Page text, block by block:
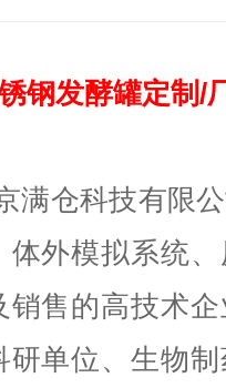
钢发酵罐定制/
仓科技有限公
体外模拟系统
销售的高技术
研单位、生物